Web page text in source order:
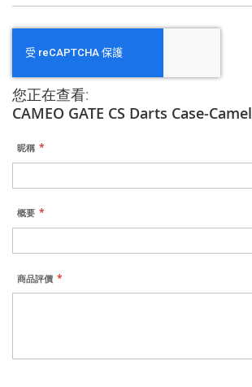
您正在查看:
CAMEO GATE CS Darts Case-Camel
昵稱
概要
商品評價